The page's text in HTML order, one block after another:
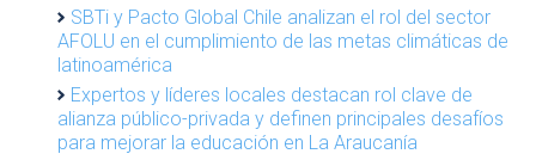
SBTi y Pacto Global Chile analizan el rol del sector
AFOLU en el cumplimiento de las metas climáticas de
latinoamérica
Expertos y líderes locales destacan rol clave de
alianza público-privada y definen principales desafíos
para mejorar la educación en La Araucanía